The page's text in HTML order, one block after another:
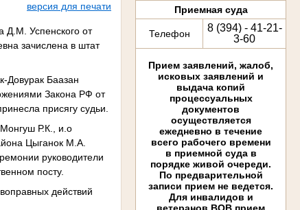
Приемная суда
Телефон
8 (394) - 41-21-
3-60
Прием заявлений, жалоб,
исковых заявлений и
выдача копий
процессуальных
документов
осуществляется
ежедневно в течение
всего рабочего времени
в приемной суда в
порядке живой очереди.
По предварительной
записи прием не ведется.
Для инвалидов и
версия для печати
Д.М. Успенского от
зачислена в штат
Довурак Баазан
Закона РФ от
присягу судьи.
Р.К., и.о
Цыганок М.А.
руководители
посту.
действий